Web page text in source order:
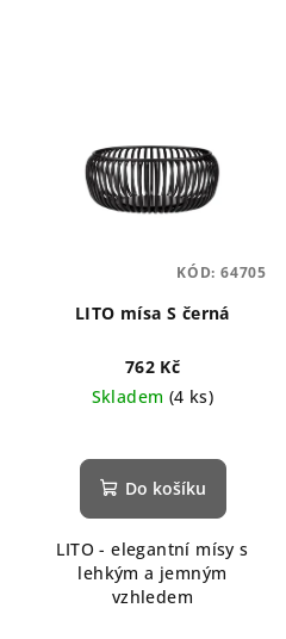
LITO mísa S černá
762 Kč
Skladem (4 ks)
Do košíku
LITO - elegantní mísy s
lehkým a jemným
vzhledem
KÓD: 64705